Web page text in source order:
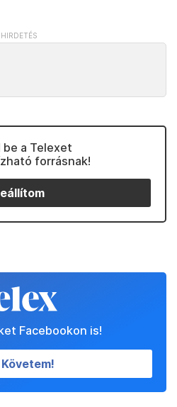
a Telexet
forrásnak!
Facebookon is!
Követem!